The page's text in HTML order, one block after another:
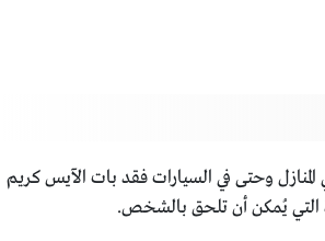
وحتى في السيارات فقد بات الآيس كريم
التي يُمكن أن تلحق بالشخص.